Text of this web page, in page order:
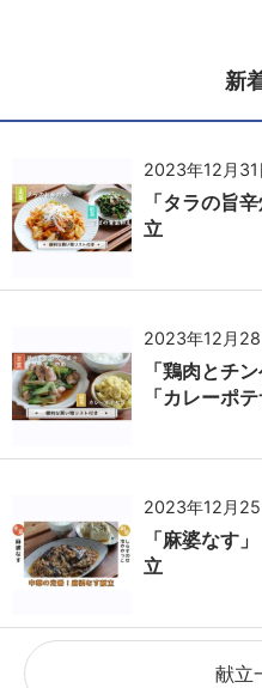
新
2023年12月31
「タラの旨
立
2023年12月28
「鶏肉とチ
「カレーポ
2023年12月25
「麻婆なす
立
献立